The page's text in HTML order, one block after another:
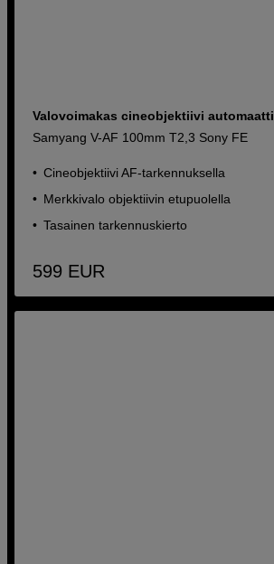
Valovoimakas cineobjektiivi
Samyang V-AF 100mm T2,3 Sony FE
Cineobjektiivi AF-tarkennuksella
Merkkivalo objektiivin etupuolella
Tasainen tarkennuskierto
599 EUR